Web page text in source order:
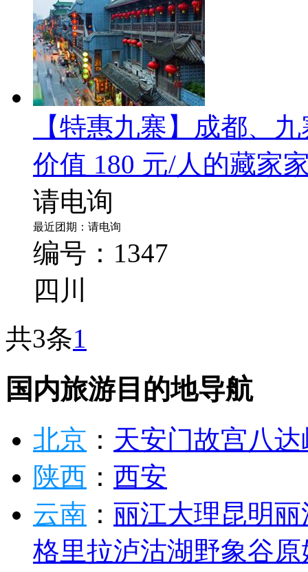
【特惠九寨】成都、
价值 180 元/人的藏家
请电询
最近团期：请电询
编号：1347
四川
共3条1
国内旅游目的地导航
北京 ： 天安门故宫八
陕西 ： 西安
云南 ： 丽江大理昆明丽
格里拉泸沽湖野象谷